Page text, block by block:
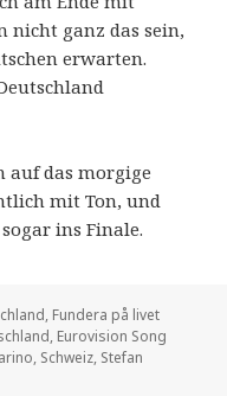
nicht ganz das sein,
erwarten.
auf das morgige
mit Ton, und
ins Finale.
, Fundera på livet
, Eurovision Song
, Schweiz, Stefan